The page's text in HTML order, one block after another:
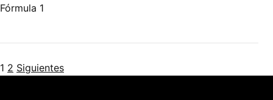
Fórmula 1
Paginación de entradas
1 2 Siguientes